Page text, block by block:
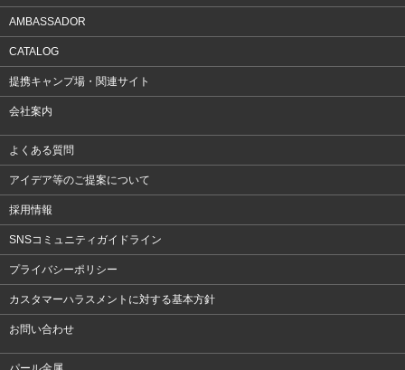
AMBASSADOR
CATALOG
提携キャンプ場・関連サイト
会社案内
よくある質問
アイデア等のご提案について
採用情報
SNSコミュニティガイドライン
プライバシーポリシー
カスタマーハラスメントに対する基本方針
お問い合わせ